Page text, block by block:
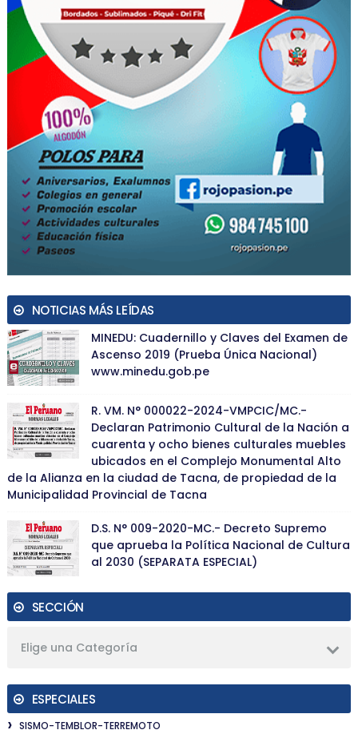
NOTICIAS MÁS LEÍDAS
MINEDU: Cuadernillo y Claves del Examen de
Ascenso 2019 (Prueba Única Nacional)
www.minedu.gob.pe
R. VM. N° 000022-2024-VMPCIC/MC.-
Declaran Patrimonio Cultural de la Nación a
cuarenta y ocho bienes culturales muebles
ubicados en el Complejo Monumental Alto
de la Alianza en la ciudad de Tacna, de propiedad de la
Municipalidad Provincial de Tacna
D.S. N° 009-2020-MC.- Decreto Supremo
que aprueba la Política Nacional de Cultura
al 2030 (SEPARATA ESPECIAL)
SECCIÓN
Elige una Categoría
ESPECIALES
SISMO-TEMBLOR-TERREMOTO